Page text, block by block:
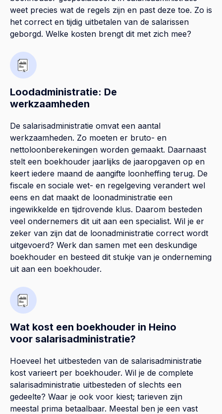
weet precies wat de regels zijn en past deze toe. Zo is
het correct en tijdig uitbetalen van de salarissen
geborgd. Welke kosten brengt dit met zich mee?
Loodadministratie: De
werkzaamheden
De salarisadministratie omvat een aantal
werkzaamheden. Zo moeten er bruto- en
nettoloonberekeningen worden gemaakt. Daarnaast
stelt een boekhouder jaarlijks de jaaropgaven op en
keert iedere maand de aangifte loonheffing terug. De
fiscale en sociale wet- en regelgeving verandert wel
eens en dat maakt de loonadministratie een
ingewikkelde en tijdrovende klus. Daarom besteden
veel ondernemers dit uit aan een specialist. Wil je er
zeker van zijn dat de loonadministratie correct wordt
uitgevoerd? Werk dan samen met een deskundige
boekhouder en besteed dit stukje van je onderneming
uit aan een boekhouder.
Wat kost een boekhouder in Heino
voor salarisadministratie?
Hoeveel het uitbesteden van de salarisadministratie
kost varieert per boekhouder. Wil je de complete
salarisadministratie uitbesteden of slechts een
gedeelte? Waar je ook voor kiest; tarieven zijn
meestal prima betaalbaar. Meestal ben je een vast